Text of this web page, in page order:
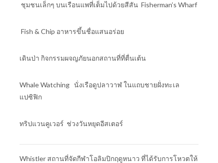
ชุมชนเล็กๆ บนเรือนแพที่เต็มไปด้วยสีสัน Fisherman’s Wharf
Fish & Chip อาหารขึ้นชื่อแสนอร่อย
เดินป่า กิจกรรมผจญภัยนอกสถานที่ที่ตื่นเต้น
Whale Watching นั่งเรือดูปลาวาฬ ในแถบชายฝั่งทะเล
แปซิฟิก
ทริปแวนคูเวอร์ ช่วงวันหยุดอีสเตอร์
Whistler สถานที่จัดกีฬาโอลิมปิกฤดูหนาว ที่ได้รับการโหวตให้